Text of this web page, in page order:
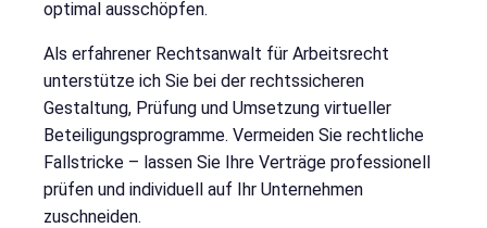
optimal ausschöpfen.
Als erfahrener Rechtsanwalt für Arbeitsrecht
unterstütze ich Sie bei der rechtssicheren
Gestaltung, Prüfung und Umsetzung virtueller
Beteiligungsprogramme. Vermeiden Sie rechtliche
Fallstricke – lassen Sie Ihre Verträge professionell
prüfen und individuell auf Ihr Unternehmen
zuschneiden.